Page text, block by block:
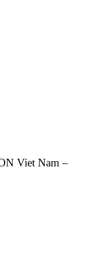
Viet Nam –